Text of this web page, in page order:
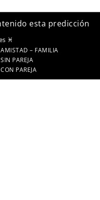
esta predicción
♓
AMISTAD – FAMILIA
SIN PAREJA
CON PAREJA